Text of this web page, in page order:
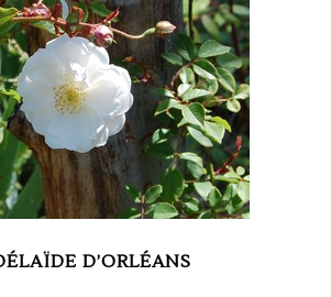
D’ORLÉANS